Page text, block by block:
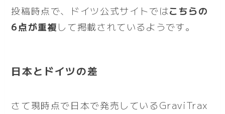
投稿時点で、ドイツ公式サイトではこちらの
6点が重複して掲載されているようです。
日本とドイツの差
さて現時点で日本で発売しているGraviTrax